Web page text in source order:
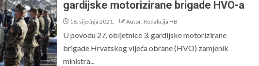
gardijske motorizirane brigade HVO-a
18. siječnja 2021. Autor: Redakcija HB
U povodu 27. obljetnice 3. gardijske motorizirane
brigade Hrvatskog vijeća obrane (HVO) zamjenik
ministra...